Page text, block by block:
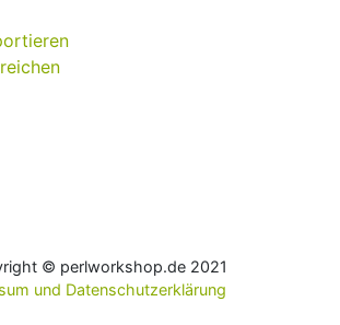
© perlworkshop.de 2021
und Datenschutzerklärung